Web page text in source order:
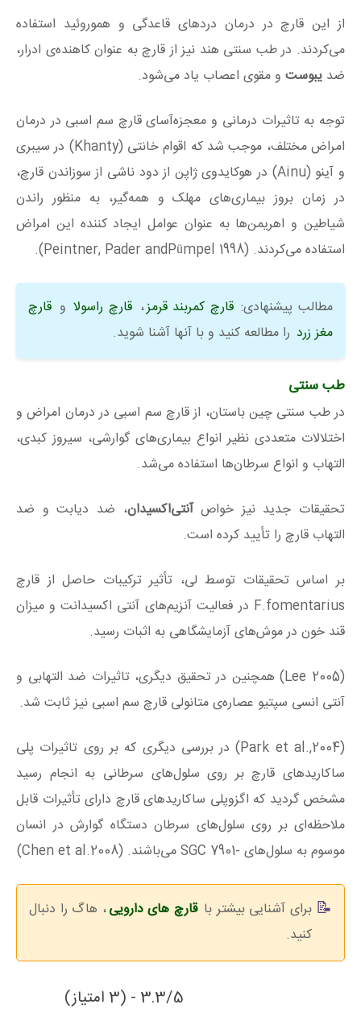
از این قارچ در درمان دردهای قاعدگی و هموروئید استفاده
می‌کردند. در طب سنتی هند نیز از قارچ به عنوان کاهنده‌ی ادرار،
ضد یبوست و مقوی اعصاب یاد می‌شود.
توجه به تاثیرات درمانی و معجزه‌آسای قارچ سم اسبی در درمان
امراض مختلف، موجب شد که اقوام خانتی (Khanty) در سیبری
و آینو (Ainu) در هوکایدوی ژاپن از دود ناشی از سوزاندن قارچ،
در زمان بروز بیماری‌های مهلک و همه‌گیر، به منظور راندن
شیاطین و اهریمن‌ها به عنوان عوامل ایجاد کننده این امراض
استفاده می‌کردند. (Peintner, Pader andPümpel 1998).
مطالب پیشنهادی: قارچ کمربند قرمز، قارچ راسولا و قارچ
مغز زرد را مطالعه کنید و با آنها آشنا شوید.
طب سنتی
در طب سنتی چین باستان، از قارچ سم اسبی در درمان امراض و
اختلالات متعددی نظیر انواع بیماری‌های گوارشی، سیروز کبدی،
التهاب و انواع سرطان‌ها استفاده می‌شد.
تحقیقات جدید نیز خواصآنتی‌اکسیدان، ضد دیابت و ضد
التهاب قارچ را تأیید کرده است.
بر اساس تحقیقات توسط لی، تأثیر ترکیبات حاصل از قارچ
F.fomentarius در فعالیت آنزیم‌های آنتی اکسیدانت و میزان
قند خون در موش‌های آزمایشگاهی به اثبات رسید.
(2005 Lee) همچنین در تحقیق دیگری، تاثیرات ضد التهابی و
آنتی انسی سپتیو عصاره‌ی متانولی قارچ سم اسبی نیز ثابت شد.
(2004,.Park et al) در بررسی دیگری که بر روی تاثیرات پلی
ساکاریدهای قارچ بر روی سلول‌های سرطانی به انجام رسید
مشخص گردید که اگزوپلی ساکاریدهای قارچ دارای تأثیرات قابل
ملاحظه‌ای بر روی سلول‌های سرطان دستگاه گوارش در انسان
موسوم به سلول‌های -SGC 7901 می‌باشند. (2008.Chen et al)
برای آشنایی بیشتر با قارچ های دارویی، هاگ را دنبال
کنید.
3.3/5 - (3 امتیاز)